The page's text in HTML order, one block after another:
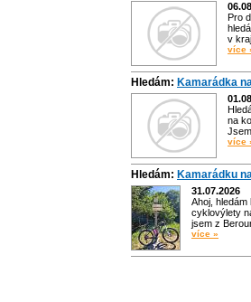
Pro
v
více
Hledám: Kamarádka
na
více
Hledám: Kamarádku
31.07.2026
Ahoj,
cyklovýlety
jsem z
více »